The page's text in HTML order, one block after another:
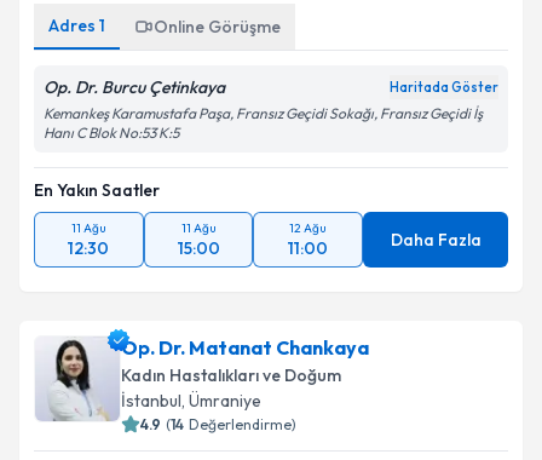
Adres 1 Online Görüşme
Op. Dr. Burcu Çetinkaya Haritada Göster
Kemankeş Karamustafa Paşa, Fransız Geçidi Sokağı, Fransız Geçidi İş
Hanı C Blok No:53 K:5
En Yakın Saatler
11 Ağu
12:30
11 Ağu
15:00
12 Ağu
11:00 Daha Fazla
Op. Dr. Matanat Chankaya
Kadın Hastalıkları ve Doğum
İstanbul, Ümraniye
4.9 (14 Değerlendirme)